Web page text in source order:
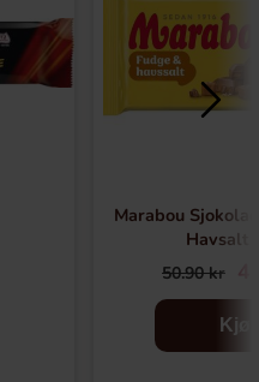
Marabou
Havsalt
50.90 kr